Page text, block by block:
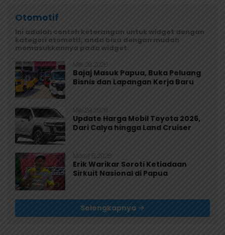
Otomotif
Ini adalah contoh keterangan untuk widget dengan
kategori otomotif, anda bisa dengan mudah
memasukkannya pada widget.
Mei 29, 2026
Bajaj Masuk Papua, Buka Peluang
Bisnis dan Lapangan Kerja Baru
Mei 29, 2026
Update Harga Mobil Toyota 2026,
Dari Calya hingga Land Cruiser
Maret 5, 2026
Erik Warikar Soroti Ketiadaan
Sirkuit Nasional di Papua
Selengkapnya